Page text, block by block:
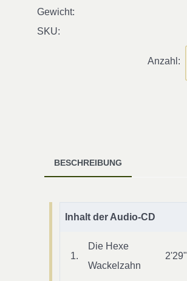
Gewicht:
SKU:
Anzahl:
BESCHREIBUNG
Inhalt der Audio-CD
1.
Die Hexe
Wackelzahn
2'29"